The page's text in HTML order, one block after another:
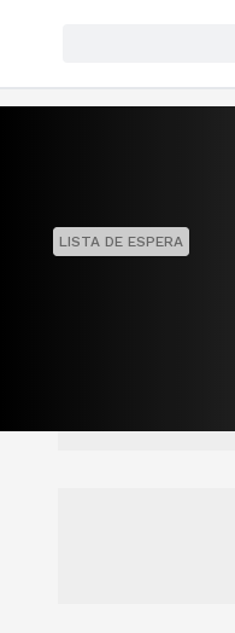
LISTA DE ESPERA